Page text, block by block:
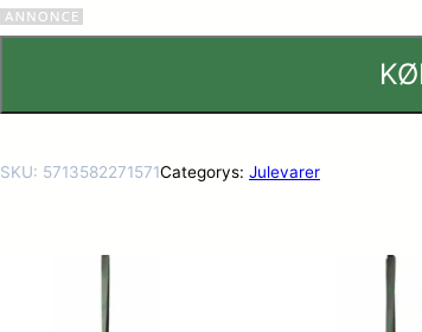
SKU: 5713582271571Categorys: Julevarer